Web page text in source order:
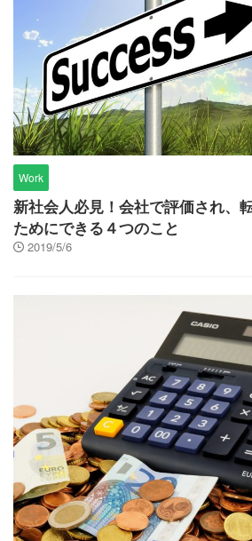
Work
新社会人必見！会社で評価され、
ためにできる４つのこと
2019/5/6